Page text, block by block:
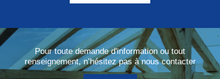
Pour toute demande d'information ou tout
renseignement, n’hésitez pas à nous contacter